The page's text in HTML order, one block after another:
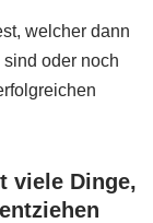
welcher dann
oder noch
viele Dinge,